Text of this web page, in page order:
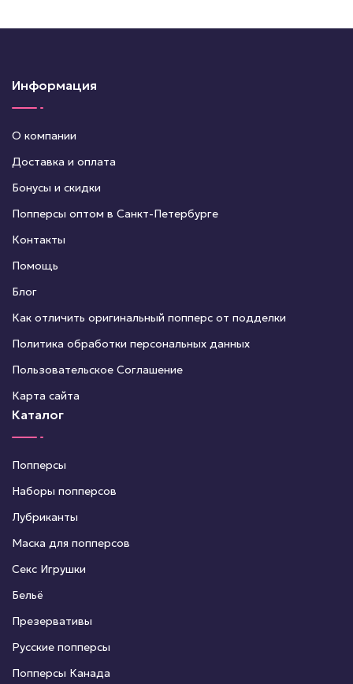
Информация
О компании
Доставка и оплата
Бонусы и скидки
Попперсы оптом в Санкт-Петербурге
Контакты
Помощь
Блог
Как отличить оригинальный попперс от подделки
Политика обработки персональных данных
Пользовательское Соглашение
Карта сайта
Каталог
Попперсы
Наборы попперсов
Лубриканты
Маска для попперсов
Секс Игрушки
Бельё
Презервативы
Русские попперсы
Попперсы Канада